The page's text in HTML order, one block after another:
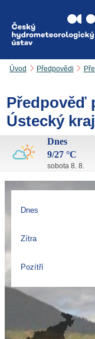
Úvod Předpovědi
Předpověď
Ústecký kraj
Dnes
9/27 °C
sobota 8. 8.
Dnes
Zítra
Pozítří